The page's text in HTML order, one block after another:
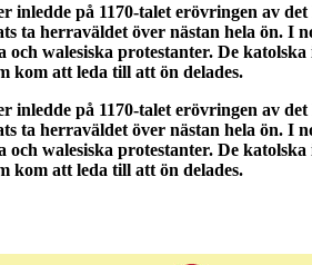
inledde på 1170-talet erövringen av
ta herraväldet över nästan hela ön. I
och walesiska protestanter. De
kom att leda till att ön delades.
inledde på 1170-talet erövringen av
ta herraväldet över nästan hela ön. I
och walesiska protestanter. De
kom att leda till att ön delades.